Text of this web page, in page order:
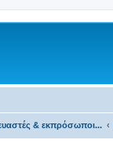
& εκπρόσωποι...